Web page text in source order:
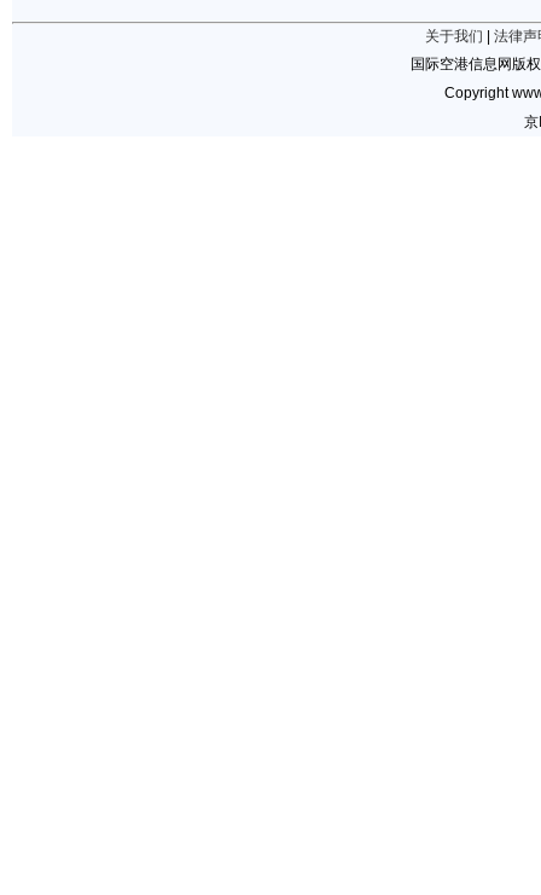
关于我们
法律声
国际空港信息网版
Copyright